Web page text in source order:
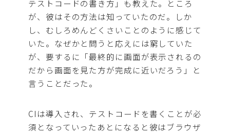
テストコードの書き方」も教えた。ところ
が、彼はその方法は知っていたのだ。しか
し、むしろめんどくさいことのように感じて
いた。なぜかと問うと応えには窮していた
が、要するに「最終的に画面が表示されるの
だから画面を見た方が完成に近いだろう」と
言うことだった。
CIは導入され、テストコードを書くことが必
須となっていったあとになると彼はブラウザ